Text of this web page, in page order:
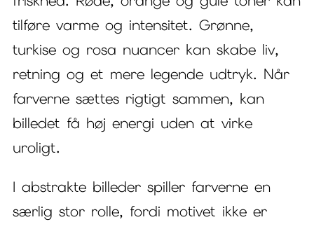
tilføre varme og intensitet. Grønne,
turkise og rosa nuancer kan skabe liv,
retning og et mere legende udtryk. Når
farverne sættes rigtigt sammen, kan
billedet få høj energi uden at virke
uroligt.
I abstrakte billeder spiller farverne en
særlig stor rolle, fordi motivet ikke er